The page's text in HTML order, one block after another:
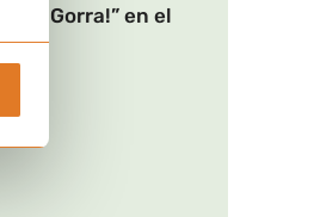
la Gorra!” en el